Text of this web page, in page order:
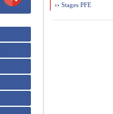
››Stages PFE